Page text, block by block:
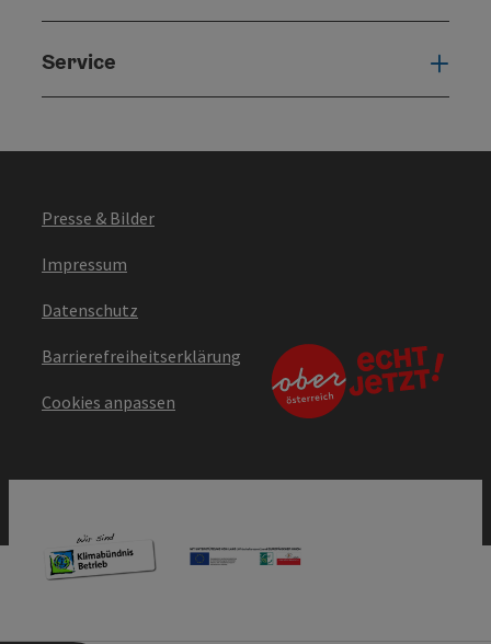
Service
Presse & Bilder
Impressum
Datenschutz
Barrierefreiheitserklärung
Cookies anpassen